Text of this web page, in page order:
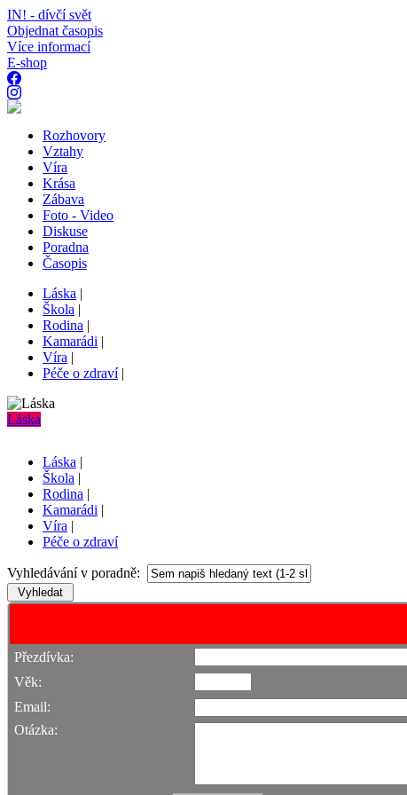
IN! - dívčí svět
Objednat časopis
Více informací
E-shop
Rozhovory
Vztahy
Víra
Krása
Zábava
Foto - Video
Diskuse
Poradna
Časopis
Láska |
Škola |
Rodina |
Kamarádi |
Víra |
Péče o zdraví|
Láska
Láska |
Škola |
Rodina |
Kamarádi |
Víra |
Péče o zdraví
Vyhledávání v poradně:
Přezdívka:
Věk:
Email:
Otázka: